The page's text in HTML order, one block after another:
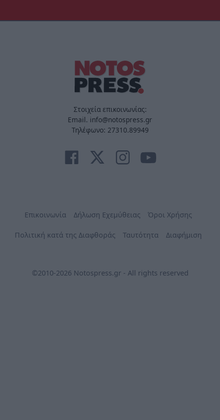
Στοιχεία επικοινωνίας:
Email. info@notospress.gr
Τηλέφωνο: 27310.89949
Επικοινωνία Δήλωση Εχεμύθειας Όροι Χρήσης
Πολιτική κατά της Διαφθοράς Ταυτότητα Διαφήμιση
©2010-2026 Notospress.gr - All rights reserved